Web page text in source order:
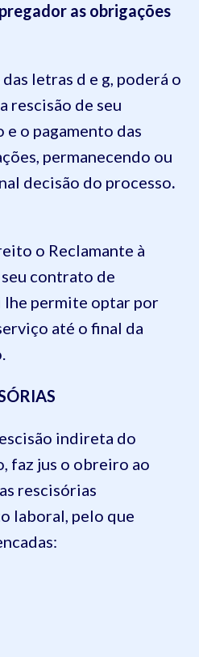
as obrigações
letras d e g, poderá o
rescisão de seu
o pagamento das
permanecendo ou
decisão do processo.
o Reclamante à
contrato de
lhe permite optar por
até o final da
indireta do
faz jus o obreiro ao
rescisórias
laboral, pelo que